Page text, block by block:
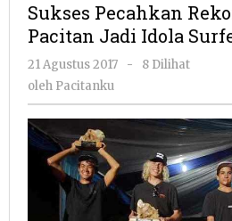
Sukses Pecahkan
Pacitan Jadi Idola
21 Agustus 2017
oleh
-
8 Dilihat
oleh Pacitanku